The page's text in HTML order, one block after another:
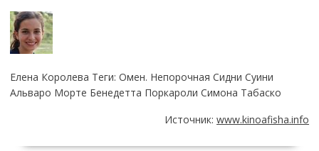
Елена Королева Теги: Омен. Непорочная Сидни Суини
Альваро Морте Бенедетта Поркароли Симона Табаско
Источник:www.kinoafisha.info